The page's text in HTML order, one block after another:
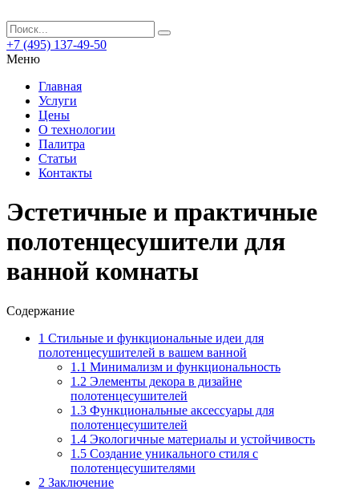
+7 (495) 137-49-50
Меню
Главная
Услуги
Цены
О технологии
Палитра
Статьи
Контакты
Эстетичные и практичные
полотенцесушители для
ванной комнаты
Содержание
1 Стильные и функциональные идеи для
полотенцесушителей в вашем ванной
1.1 Минимализм и функциональность
1.2 Элементы декора в дизайне
полотенцесушителей
1.3 Функциональные аксессуары для
полотенцесушителей
1.4 Экологичные материалы и устойчивость
1.5 Создание уникального стиля с
полотенцесушителями
2 Заключение